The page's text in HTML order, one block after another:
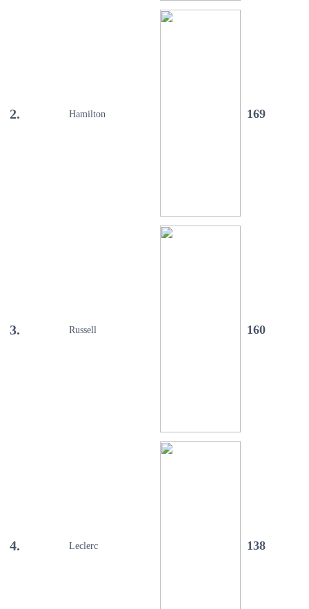
2. Hamilton 169
3. Russell 160
4. Leclerc 138